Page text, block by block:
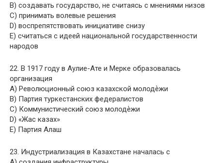
B) создавать государство, не считаясь с мнениями низов
C) принимать волевые решения
D) воспрепятствовать инициативе снизу
E) считаться с идеей национальной государственности
народов
22. В 1917 году в Аулие-Ате и Мерке образовалась
организация
A) Революционный союз казахской молодѐжи
B) Партия туркестанских федералистов
C) Коммунистический союз молодѐжи
D) «Жас казах»
E) Партия Алаш
23. Индустриализация в Казахстане началась с